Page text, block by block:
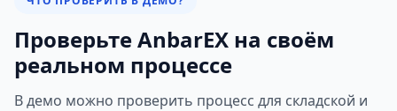
Проверьте AnbarEX на своём
реальном процессе
В демо можно проверить процесс для складской и